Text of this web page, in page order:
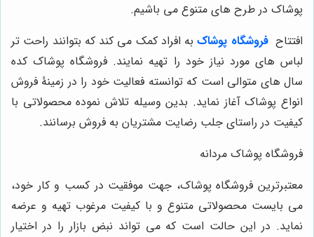
پوشاک در طرح های متنوع می باشیم.
افتتاح فروشگاه پوشاکبه افراد کمک می کند که بتوانند راحت تر
لباس های مورد نیاز خود را تهیه نمایند. فروشگاه پوشاک کده
سال های متوالی است که توانسته فعالیت خود را در زمینۀ فروش
انواع پوشاک آغاز نماید. بدین وسیله تلاش نموده محصولاتی با
کیفیت در راستای جلب رضایت مشتریان به فروش برسانند.
فروشگاه پوشاک مردانه
معتبرترین فروشگاه پوشاک، جهت موفقیت در کسب و کار خود،
می بایست محصولاتی متنوع و با کیفیت مرغوب تهیه و عرضه
نماید. در این حالت است که می تواند نبض بازار را در اختیار